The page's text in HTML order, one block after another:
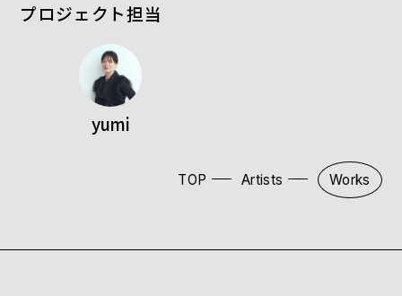
プロジェクト担当
yumi
TOP Artists Works